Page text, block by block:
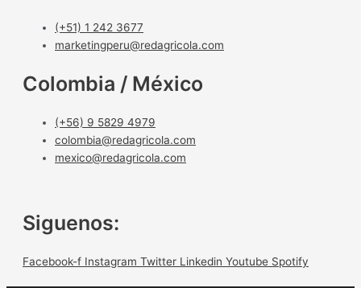
(+51) 1 242 3677
marketingperu@redagricola.com
Colombia / México
(+56) 9 5829 4979
colombia@redagricola.com
mexico@redagricola.com
Siguenos:
Facebook-f Instagram Twitter Linkedin Youtube Spotify